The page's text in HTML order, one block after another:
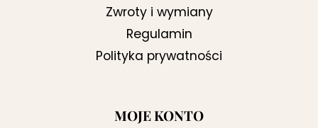
Zwroty i wymiany
Regulamin
Polityka prywatności
MOJE KONTO